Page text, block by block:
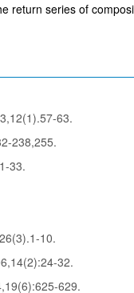
return series of
63.
238,255.
33.
10.
32.
629.